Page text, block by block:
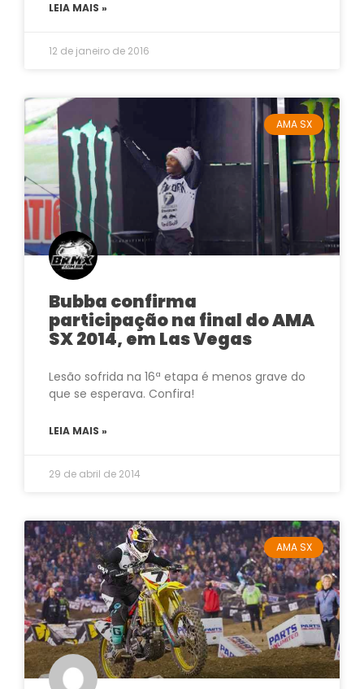
LEIA MAIS »
12 de janeiro de 2016
AMA SX
Bubba confirma
participação na final do AMA
SX 2014, em Las Vegas
Lesão sofrida na 16ª etapa é menos grave do
que se esperava. Confira!
LEIA MAIS »
29 de abril de 2014
AMA SX